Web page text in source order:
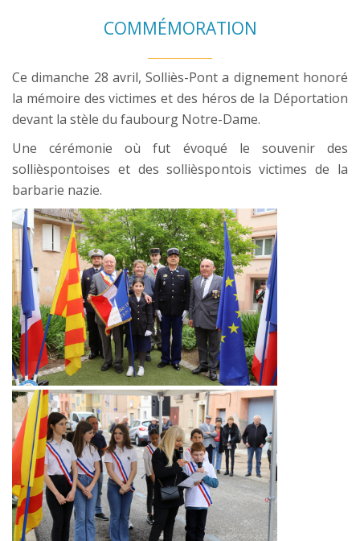
COMMÉMORATION
Ce dimanche 28 avril, Solliès-Pont a dignement honoré
la mémoire des victimes et des héros de la Déportation
devant la stèle du faubourg Notre-Dame.
Une cérémonie où fut évoqué le souvenir des
sollièspontoises et des sollièspontois victimes de la
barbarie nazie.